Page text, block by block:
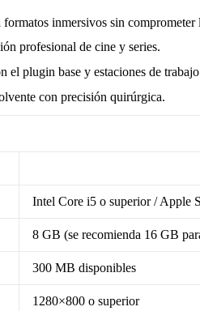
formatos inmersivos sin
profesional de cine y series.
el plugin base y estaciones de
con precisión quirúrgica.
Intel Core i5 o superior / Apple
8 GB (se recomienda 16 GB
300 MB disponibles
1280×800 o superior